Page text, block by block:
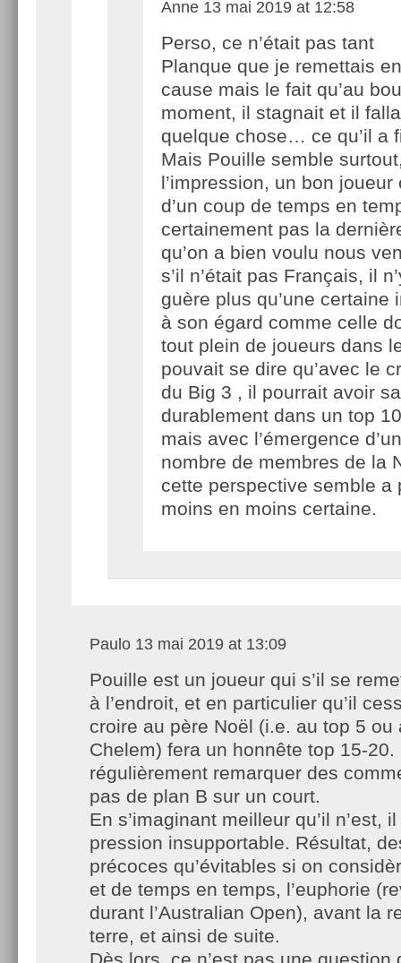
Anne 13 mai 2019 at 12:58
Perso, ce n’était pas tant
Planque que je remettais en
cause mais le fait qu’au
moment, il stagnait et il
quelque chose… ce qu’il a
Mais Pouille semble
l’impression, un bon joueur
d’un coup de temps en
certainement pas la
qu’on a bien voulu nous
s’il n’était pas Français, il
guère plus qu’une certaine
à son égard comme celle
tout plein de joueurs dans
pouvait se dire qu’avec le
du Big 3 , il pourrait avoir
durablement dans un top
mais avec l’émergence
nombre de membres de la
cette perspective semble a
moins en moins certaine.
Paulo 13 mai 2019 at 13:09
Pouille est un joueur qui s’il se
à l’endroit, et en particulier qu’il
croire au père Noël (i.e. au top 5 ou
Chelem) fera un honnête top 15-
régulièrement remarquer des
pas de plan B sur un court.
En s’imaginant meilleur qu’il n’est,
pression insupportable. Résultat,
précoces qu’évitables si on
et de temps en temps, l’euphorie
durant l’Australian Open), avant la
terre, et ainsi de suite.